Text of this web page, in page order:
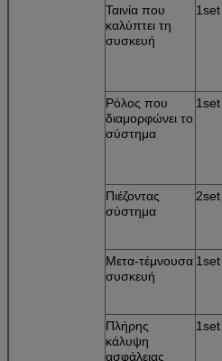
Ταινία που
καλύπτει τη
συσκευή
1set
Ρόλος που
διαμορφώνει το
σύστημα
1set
Πιέζοντας
σύστημα
2set
Μετα-τέμνουσα
συσκευή
1set
Πλήρης
κάλυψη
ασφάλειας
1set